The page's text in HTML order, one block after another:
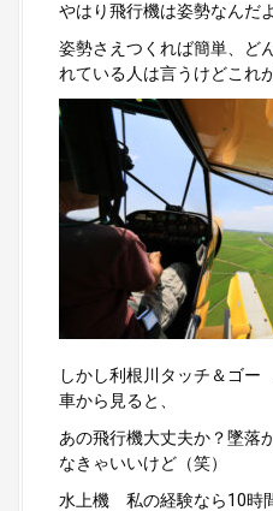
やはり飛行機は姿勢なんだ
姿勢さえつくれば簡単、
れている人は言うけどこれ
しかし利根川タッチ＆ゴ
車から見ると、
あの飛行機大丈夫か？墜
なきゃいいけど（笑）
水上機 私の経験なら10時